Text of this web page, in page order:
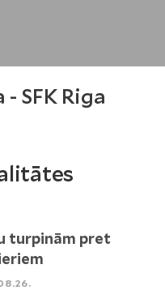
SFK Riga
turpinām pret